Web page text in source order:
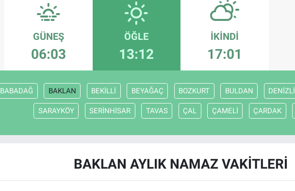
GÜNEŞ
06:03
ÖĞLE
13:12
İKINDI
17:01
BABADAĞ BAKLAN BEKİLLİ BEYAĞAÇ BOZKURT BULDAN DENİZLİ
SARAYKÖY SERİNHİSAR TAVAS ÇAL ÇAMELİ ÇARDAK
BAKLAN AYLIK NAMAZ VAKITLERI